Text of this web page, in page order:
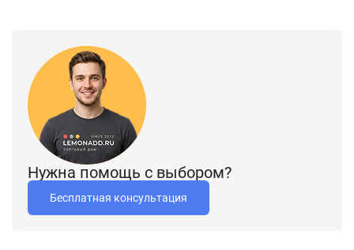
Нужна помощь с выбором?
Бесплатная консультация